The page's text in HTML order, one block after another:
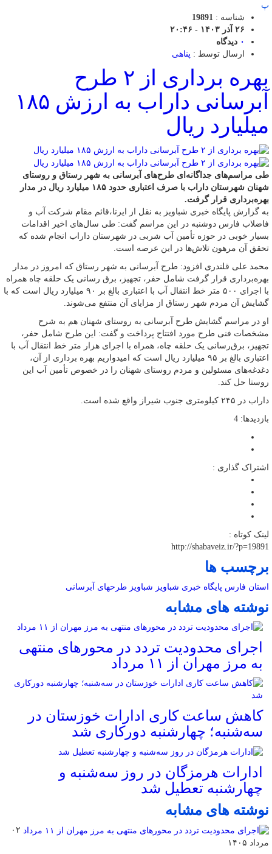
پ
شناسه : 19891
۲۶ آذر ۱۴۰۳ - ۲۰:۴۶
۰ دیدگاه
ارسال توسط : پناهی
بهره برداری از ۲ طرح
آبرسانی داراب به ارزش ۱۸۵
میلیارد ریال
طی مراسم‌های جداگانه‌ای طرح‌های آبرسانی به شهر رستاق و روستای
شهنان شهرستان داراب با صرف اعتباری حدود ۱۸۵ میلیارد ریال در مدار
بهره‌برداری قرار گرفت.
به گزارش پایگاه خبری شباویز به نقل از ایرنا،قائم مقام شرکت آب و
فاضلاب فارس دوشنبه در این مراسم گفت: طی سال‌های اخیر اقدامات
بسیار خوبی در حوزه تأمین آب شربی در شهرستان داراب انجام شده که
تحقق آن مرهون تلاش‌ها در این عرصه است.
محمد علی قلندری افزود: طرح آبرسانی به شهر رستاق که امروز در مدار
بهره‌برداری قرار گرفت شامل حفر، تجهیز، برق رسانی یک حلقه چاه همراه
با اجرای ۵۰۰ متر خط انتقال آب با اعتباری بالغ بر ۹۰ میلیارد ریال است که با
گشایش آن مردم شهر رستاق از مزایای آن منتفع می‌شوند.
او در مراسم گشایش طرح آبرسانی به روستای شهنان هم به شرح
مشخصات فنی طرح مورد افتتاح پرداخت و گفت: این طرح شامل حفر،
تجهیز، برق‌رسانی یک حلقه چاه، همراه با اجرای هزار متر خط انتقال آب با
اعتباری بالغ بر ۹۵ میلیارد ریال است که امیدواریم بهره برداری از آن،
دغدغه‌های مسئولین و مردم روستای شهنان را در خصوص تأمین آب این
روستا حل کند.
داراب در ۲۴۵ کیلومتری جنوب شیراز واقع شده است.
بازدیدها: 4
اشتراک گذاری :
لینک کوتاه :
http://shabaveiz.ir/?p=19891
برچسب ها
استان فارس پایگاه خبری شباویز شباویز طرحهای آبرسانی
نوشته های مشابه
اجرای محدودیت تردد در محورهای منتهی
به مرز مهران از ۱۱ مرداد
کاهش ساعت کاری ادارات خوزستان در
سه‌شنبه؛ چهارشنبه دورکاری شد
ادارات هرمزگان در روز سه‌شنبه و
چهارشنبه تعطیل شد
نوشته های مشابه
۰۲
مرداد ۱۴۰۵